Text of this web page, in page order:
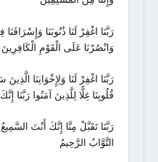
رَبَّنَا اغْفِرْ لَنَا ذُنُوبَنَا
وَانْصُرْنَا عَلَى الْقَوْمِ الْكَافِرِينَ
رَبَّنَا اغْفِرْ لَنَا وَلِإِخْوَانِنَا
قُلُوبِنَا غِلًّا لِلَّذِينَ آمَنُوا رَبَّنَا
رَبَّنَا تَقَبَّلْ مِنَّا إِنَّكَ أَنْتَ
التَّوَّابُ الرَّحِيمُ